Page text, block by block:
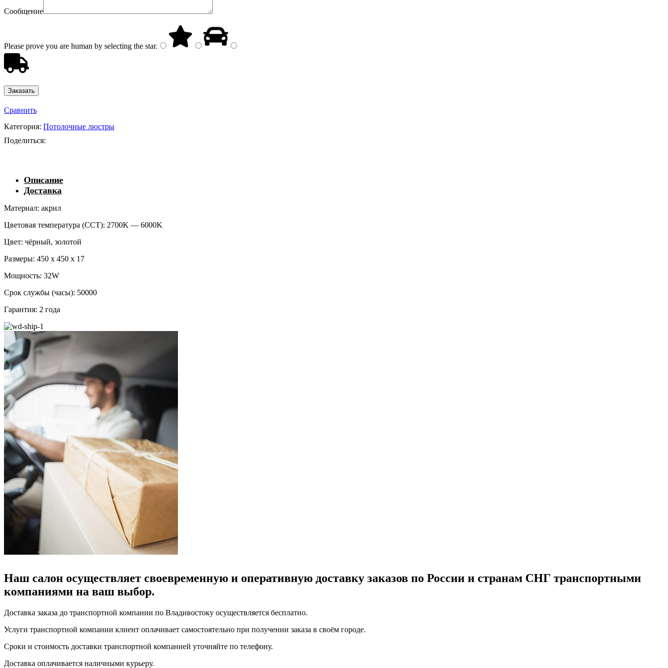
Сообщение
Please prove you are human by selecting the star.
Сравнить
Категория: Потолочные люстры
Поделиться:
Описание
Доставка
Материал: акрил
Цветовая температура (CCT): 2700K — 6000K
Цвет: чёрный, золотой
Размеры: 450 x 450 x 17
Мощность: 32W
Срок службы (часы): 50000
Гарантия: 2 года
Наш салон осуществляет своевременную и оперативную доставку заказов по России и странам СНГ транспортными
компаниями на ваш выбор.
Доставка заказа до транспортной компании по Владивостоку осуществляется бесплатно.
Услуги транспортной компании клиент оплачивает самостоятельно при получении заказа в своём городе.
Сроки и стоимость доставки транспортной компанией уточняйте по телефону.
Доставка оплачивается наличными курьеру.